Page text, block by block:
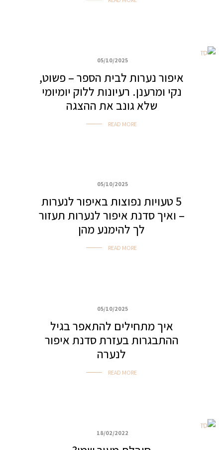
05/10/2025
איפור נערות לבית הספר – פשוט,
נקי ומרענן. רעיונות ללוק יומיומי
שלא גונב את ההצגה
READ MORE
05/10/2025
5 טעויות נפוצות באיפור לנערות
– ואיך סדנת איפור לנערות תעזור
לך להימנע מהן
READ MORE
05/10/2025
איך מתחילים להתאפר בגיל
ההתבגרות בעזרת סדנת איפור
לנערה
READ MORE
18/02/2022